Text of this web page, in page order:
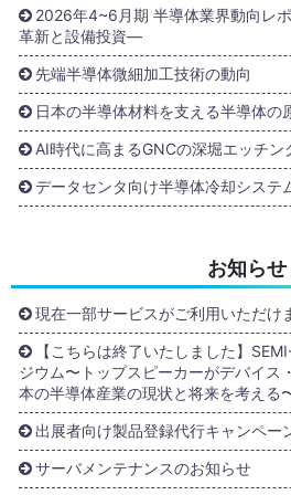
2026年4~6月期 半導体業界動向レ
革新と設備投資―
先端半導体微細加工技術の動向
日本の半導体材料を支える半導体の
AI時代に高まるGNCの深堀エッチン
データセンタ向け半導体冷却システ
お知らせ
現在一部サービスがご利用いただけ
【こちらは終了いたしました】
ジウム〜トップスピーカーがデバイス
本の半導体産業の現状と将来を考える
出展者向け製品登録代行キャンペー
サーバメンテナンスのお知らせ